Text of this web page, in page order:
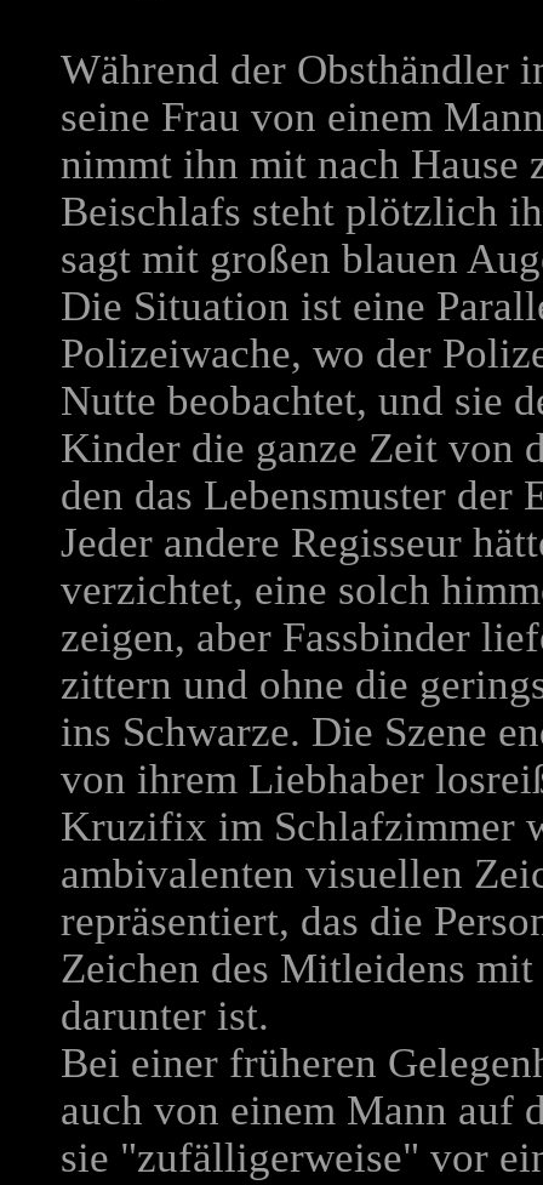
Während der Obsthändler
seine Frau von einem
nimmt ihn mit nach Hause
Beischlafs steht plötzlich
sagt mit großen blauen
Die Situation ist eine
Polizeiwache, wo der
Nutte beobachtet, und sie
Kinder die ganze Zeit von
den das Lebensmuster
Jeder andere Regisseur
verzichtet, eine solch
zeigen, aber Fassbinder
zittern und ohne die
ins Schwarze. Die Szene
von ihrem Liebhaber
Kruzifix im Schlafzimmer
ambivalenten visuellen
repräsentiert, das die
Zeichen des Mitleidens
darunter ist.
Bei einer früheren
auch von einem Mann auf
sie "zufälligerweise" vor